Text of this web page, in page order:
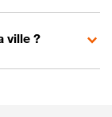
ville ?